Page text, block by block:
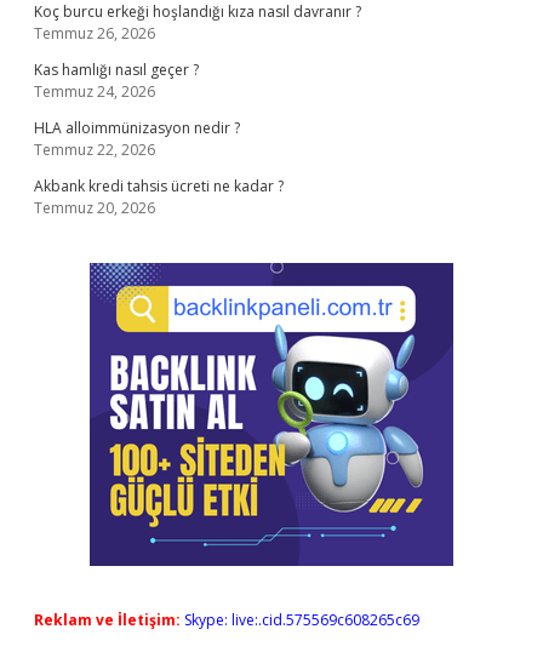
Koç burcu erkeği hoşlandığı kıza nasıl davranır ?
Temmuz 26, 2026
Kas hamlığı nasıl geçer ?
Temmuz 24, 2026
HLA alloimmünizasyon nedir ?
Temmuz 22, 2026
Akbank kredi tahsis ücreti ne kadar ?
Temmuz 20, 2026
Reklam ve İletişim: Skype: live:.cid.575569c608265c69